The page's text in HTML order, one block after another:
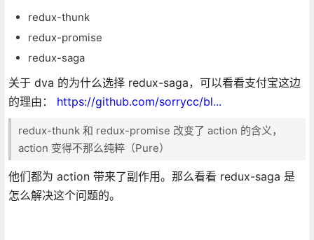
redux-thunk
redux-promise
redux-saga
关于 dva 的为什么选择 redux-saga，可以看看支付宝这边
的理由： https://github.com/sorrycc/bl...
redux-thunk 和 redux-promise 改变了 action 的含义，
action 变得不那么纯粹（Pure）
他们都为 action 带来了副作用。那么看看 redux-saga 是
怎么解决这个问题的。